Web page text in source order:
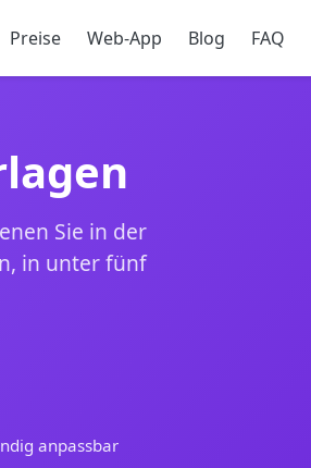
Preise Web-App Blog FAQ
Sie in der
in unter fünf
anpassbar